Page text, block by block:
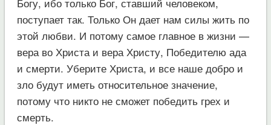
поступает так. Только Он дает нам силы жить по
этой любви. И потому самое главное в жизни —
вера во Христа и вера Христу, Победителю ада
и смерти. Уберите Христа, и все наше добро и
зло будут иметь относительное значение,
потому что никто не сможет победить грех и
смерть.